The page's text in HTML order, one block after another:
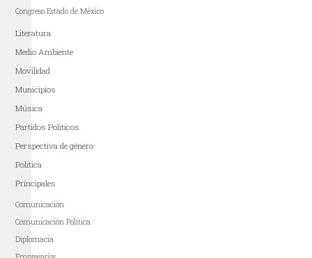
Congreso Estado de México
Literatura
Medio Ambiente
Movilidad
Municipios
Música
Partidos Políticos
Perspectiva de género
Política
Principales
Comunicación
Comunicación Política
Diplomacia